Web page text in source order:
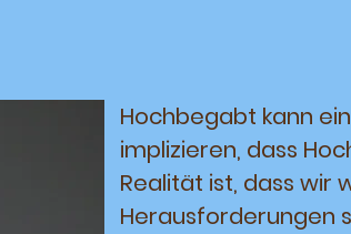
Hochbegabt kann
implizieren, dass
Realität ist, dass wir
Herausforderungen